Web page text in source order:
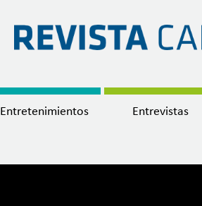
Entretenimientos Entrevistas